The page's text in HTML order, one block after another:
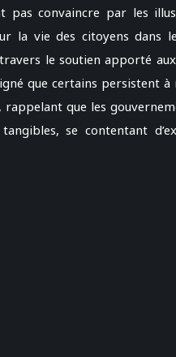
convaincre par les
la vie des citoyens dans
le soutien apporté
que certains persistent
que les
se contentant